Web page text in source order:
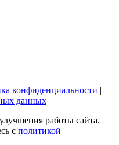
конфиденциальности |
данных
работы сайта.
с политикой